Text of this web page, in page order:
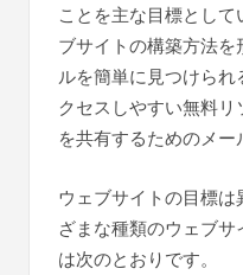
ことを主な目標とし
ブサイトの構築方法
ルを簡単に見つけら
クセスしやすい無料リ
を共有するためのメー
ウェブサイトの目標
ざまな種類のウェブ
は次のとおりです。